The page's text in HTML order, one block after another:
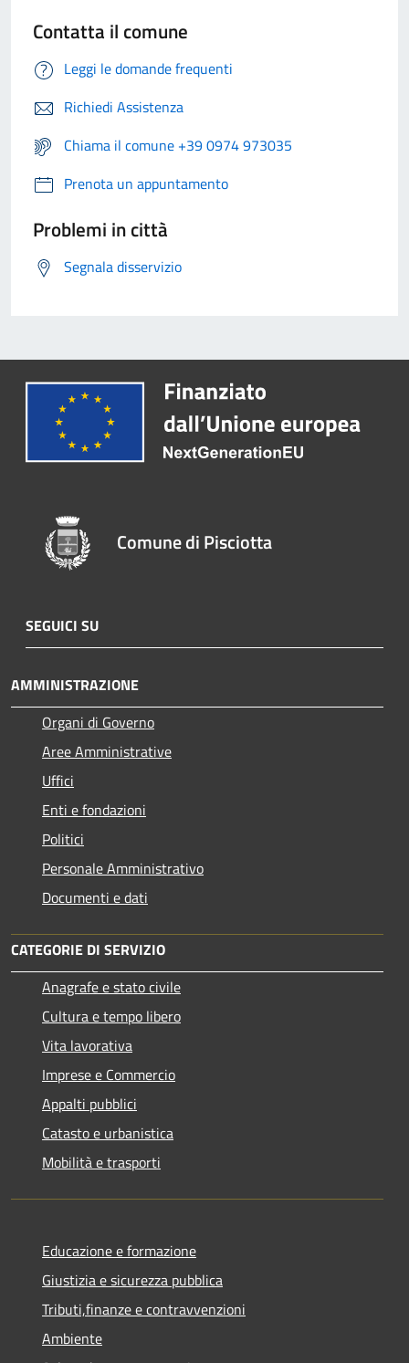
Contatta il comune
Leggi le domande frequenti
Richiedi Assistenza
Chiama il comune +39 0974 973035
Prenota un appuntamento
Problemi in città
Segnala disservizio
Comune di Pisciotta
SEGUICI SU
AMMINISTRAZIONE
Organi di Governo
Aree Amministrative
Uffici
Enti e fondazioni
Politici
Personale Amministrativo
Documenti e dati
CATEGORIE DI SERVIZIO
Anagrafe e stato civile
Cultura e tempo libero
Vita lavorativa
Imprese e Commercio
Appalti pubblici
Catasto e urbanistica
Mobilità e trasporti
Educazione e formazione
Giustizia e sicurezza pubblica
Tributi,finanze e contravvenzioni
Ambiente